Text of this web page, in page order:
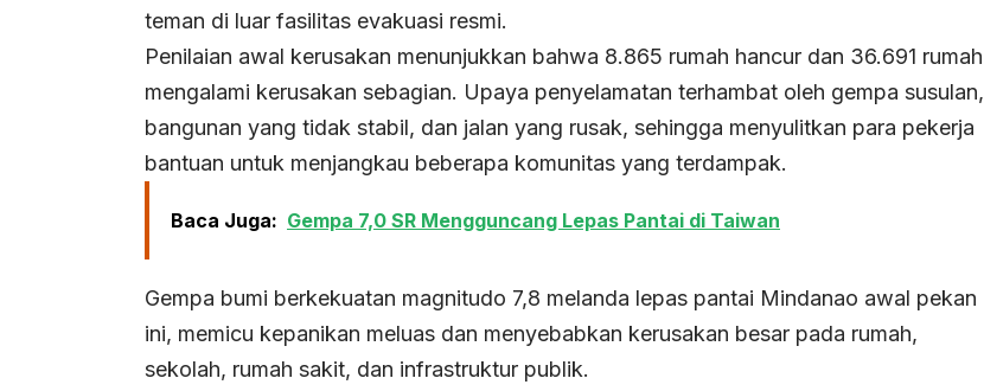
teman di luar fasilitas evakuasi resmi.
Penilaian awal kerusakan menunjukkan bahwa 8.865 rumah hancur dan 36.691 rumah
mengalami kerusakan sebagian. Upaya penyelamatan terhambat oleh gempa susulan,
bangunan yang tidak stabil, dan jalan yang rusak, sehingga menyulitkan para pekerja
bantuan untuk menjangkau beberapa komunitas yang terdampak.
Baca Juga: Gempa 7,0 SR Mengguncang Lepas Pantai di Taiwan
Gempa bumi berkekuatan magnitudo 7,8 melanda lepas pantai Mindanao awal pekan
ini, memicu kepanikan meluas dan menyebabkan kerusakan besar pada rumah,
sekolah, rumah sakit, dan infrastruktur publik.